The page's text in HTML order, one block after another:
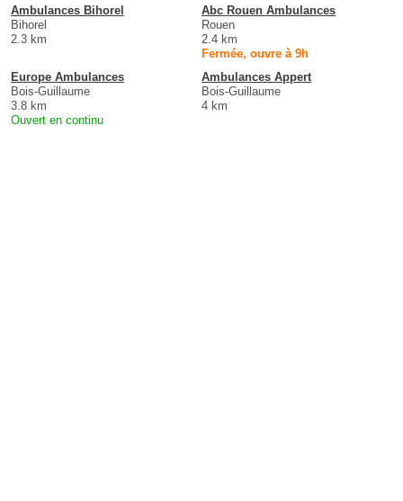
Ambulances Bihorel
Bihorel
2.3 km
Abc Rouen Ambulances
Rouen
2.4 km
Fermée, ouvre à 9h
Europe Ambulances
Bois-Guillaume
3.8 km
Ouvert en continu
Ambulances Appert
Bois-Guillaume
4 km